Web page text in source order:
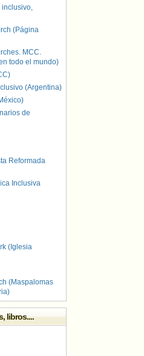
inclusivo,
(Página
MCC.
todo el mundo)
(Argentina)
de
Reformada
Inclusiva
(Iglesia
(Maspalomas
libros....